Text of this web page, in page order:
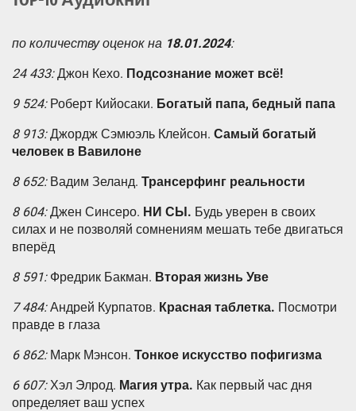
по количеству оценок на 18.01.2024:
24 433: Джон Кехо. Подсознание может всё!
9 524: Роберт Кийосаки. Богатый папа, бедный папа
8 913: Джордж Сэмюэль Клейсон. Самый богатый
человек в Вавилоне
8 652: Вадим Зеланд. Трансерфинг реальности
8 604: Джен Синсеро. НИ СЫ. Будь уверен в своих
силах и не позволяй сомнениям мешать тебе двигаться
вперёд
8 591: Фредрик Бакман. Вторая жизнь Уве
7 484: Андрей Курпатов. Красная таблетка. Посмотри
правде в глаза
6 862: Марк Мэнсон. Тонкое искусство пофигизма
6 607: Хэл Элрод. Магия утра. Как первый час дня
определяет ваш успех